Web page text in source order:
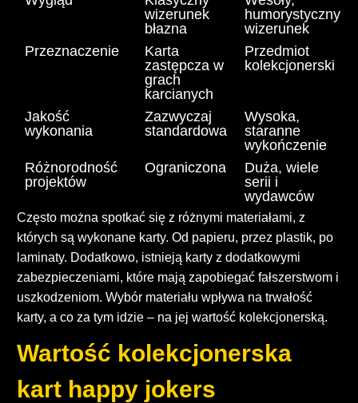
wizerunek
błazna
humorystyczny
wizerunek
Przeznaczenie
Karta
zastępcza w
grach
karcianych
Przedmiot
kolekcjonerski
Jakość
wykonania
Zazwyczaj
standardowa
Wysoka,
staranne
wykończenie
Różnorodność
projektów
Ograniczona
Duża, wiele
serii i
wydawców
Często można spotkać się z różnymi materiałami, z
których są wykonane karty. Od papieru, przez plastik, po
laminaty. Dodatkowo, istnieją karty z dodatkowymi
zabezpieczeniami, które mają zapobiegać fałszerstwom i
uszkodzeniom. Wybór materiału wpływa na trwałość
karty, a co za tym idzie – na jej wartość kolekcjonerską.
Wartość kolekcjonerska
kart happy jokers